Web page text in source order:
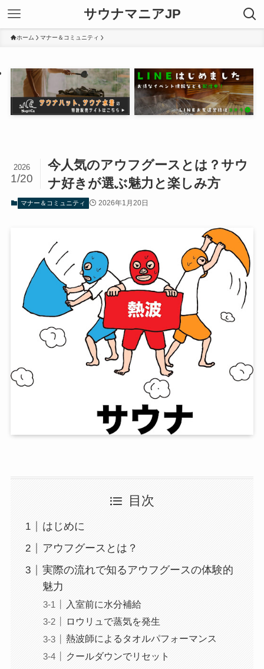
サウナマニアJP
ホーム マナー＆コミュニティ
今人気のアウフグースとは？サウ
ナ好きが選ぶ魅力と楽しみ方
2026
1/20
マナー＆コミュニティ 2026年1月20日
目次
はじめに
アウフグースとは？
実際の流れで知るアウフグースの体験的
魅力
入室前に水分補給
ロウリュで蒸気を発生
熱波師によるタオルパフォーマンス
クールダウンでリセット